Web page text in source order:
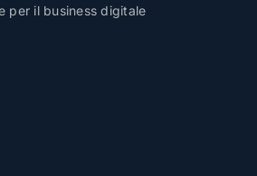
per il business digitale